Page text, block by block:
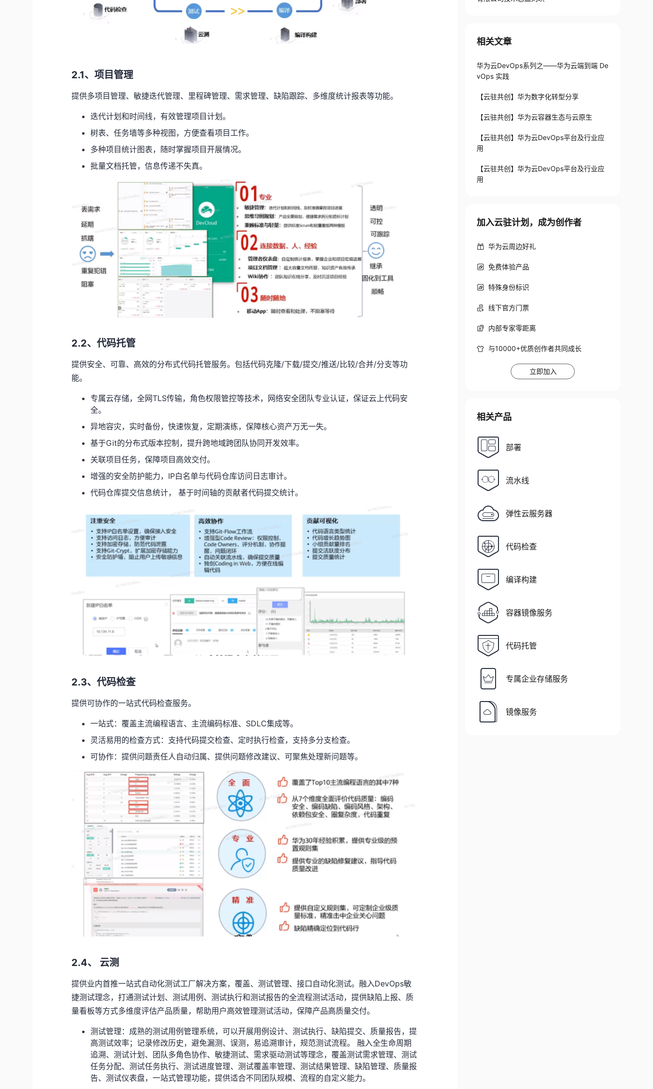
2.1、项目管理
提供多项目管理、敏捷迭代管理、里程碑管理、需求管理、缺陷跟踪、多维度统计报表等功能。
迭代计划和时间线，有效管理项目计划。
树表、任务墙等多种视图，方便查看项目工作。
多种项目统计图表，随时掌握项目开展情况。
批量文档托管，信息传递不失真。
2.2、代码托管
提供安全、可靠、高效的分布式代码托管服务。包括代码克隆/下载/提交/推送/比较/合并/分支等功
能。
专属云存储，全网TLS传输，角色权限管控等技术，网络安全团队专业认证，保证云上代码安
全。
异地容灾，实时备份，快速恢复，定期演练，保障核心资产万无一失。
基于Git的分布式版本控制，提升跨地域跨团队协同开发效率。
关联项目任务，保障项目高效交付。
增强的安全防护能力， IP白名单与代码仓库访问日志审计。
代码仓库提交信息统计，
基于时间轴的贡献者代码提交统计。
2.3、代码检查
提供可协作的一站式代码检查服务。
一站式：覆盖主流编程语言、主流编码标准、 SDLC集成等。
灵活易用的检查方式：支持代码提交检查、定时执行检查，支持多分支检查。
可协作：提供问题责任人自动归属、提供问题修改建议、可聚焦处理新问题等。
2.4、 云测
提供业内首推一站式自动化测试工厂解决方案，覆盖、测试管理、接口自动化测试。融入DevOps敏
捷测试理念，打通测试计划、测试用例、测试执行和测试报告的全流程测试活动，提供缺陷上报、质
量看板等方式多维度评估产品质量，帮助用户高效管理测试活动，保障产品高质量交付。
测试管理：成熟的测试用例管理系统，可以开展用例设计、测试执行、缺陷提交、质量报告，提
高测试效率；记录修改历史，避免漏测、误测，易追溯审计，规范测试流程。
融入全生命周期
追溯、测试计划、团队多角色协作、敏捷测试、需求驱动测试等理念，覆盖测试需求管理、测试
任务分配、测试任务执行、测试进度管理、测试覆盖率管理、测试结果管理、缺陷管理、质量报
告、测试仪表盘，一站式管理功能，提供适合不同团队规模、流程的自定义能力。
相关文章
华为云DevOps系列之——华为云端到端 De
vOps 实践
【云驻共创】华为数字化转型分享
【云驻共创】华为云容器生态与云原生
【云驻共创】华为云DevOps平台及行业应
用
【云驻共创】华为云DevOps平台及行业应
用
加入云驻计划，成为创作者
华为云周边好礼
免费体验产品
特殊身份标识
线下官方门票
内部专家零距离
与10000+优质创作者共同成长
立即加入
相关产品
部署
流水线
弹性云服务器
代码检查
编译构建
容器镜像服务
代码托管
专属企业存储服务
镜像服务